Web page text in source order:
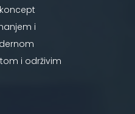
i
i održivim